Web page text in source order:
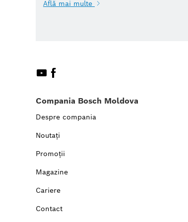
Află mai multe
Compania Bosch Moldova
Despre compania
Noutați
Promoții
Magazine
Cariere
Contact